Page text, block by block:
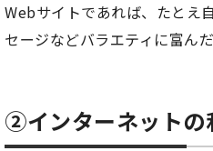
Webサイトであれば、たとえ
セージなどバラエティに富ん
②インターネットの